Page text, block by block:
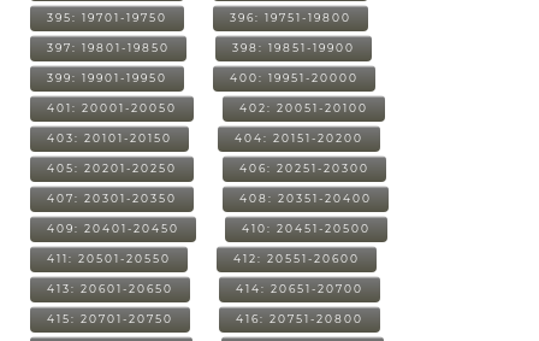
395: 19701-19750 396: 19751-19800
397: 19801-19850 398: 19851-19900
399: 19901-19950 400: 19951-20000
401: 20001-20050 402: 20051-20100
403: 20101-20150 404: 20151-20200
405: 20201-20250 406: 20251-20300
407: 20301-20350 408: 20351-20400
409: 20401-20450 410: 20451-20500
411: 20501-20550 412: 20551-20600
413: 20601-20650 414: 20651-20700
415: 20701-20750 416: 20751-20800